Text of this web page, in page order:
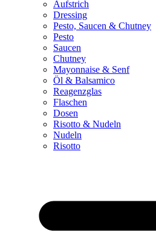
Aufstrich
Dressing
Pesto, Saucen & Chutney
Pesto
Saucen
Chutney
Mayonnaise & Senf
Öl & Balsamico
Reagenzglas
Flaschen
Dosen
Risotto & Nudeln
Nudeln
Risotto